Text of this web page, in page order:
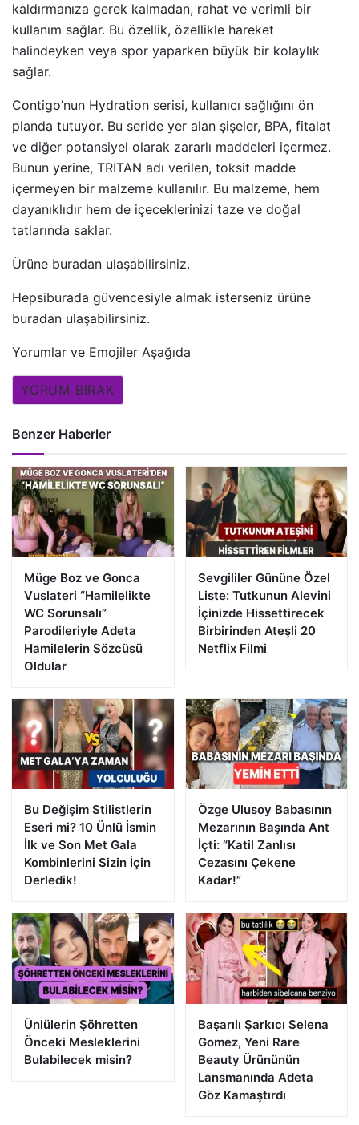
kaldırmanıza gerek kalmadan, rahat ve verimli bir
kullanım sağlar. Bu özellik, özellikle hareket
halindeyken veya spor yaparken büyük bir kolaylık
sağlar.
Contigo’nun Hydration serisi, kullanıcı sağlığını ön
planda tutuyor. Bu seride yer alan şişeler, BPA, fitalat
ve diğer potansiyel olarak zararlı maddeleri içermez.
Bunun yerine, TRITAN adı verilen, toksit madde
içermeyen bir malzeme kullanılır. Bu malzeme, hem
dayanıklıdır hem de içeceklerinizi taze ve doğal
tatlarında saklar.
Ürüne buradan ulaşabilirsiniz.
Hepsiburada güvencesiyle almak isterseniz ürüne
buradan ulaşabilirsiniz.
Yorumlar ve Emojiler Aşağıda
YORUM BIRAK
Benzer Haberler
Müge Boz ve Gonca
Vuslateri “Hamilelikte
WC Sorunsalı”
Parodileriyle Adeta
Hamilelerin Sözcüsü
Oldular
Sevgililer Gününe Özel
Liste: Tutkunun Alevini
İçinizde Hissettirecek
Birbirinden Ateşli 20
Netflix Filmi
Bu Değişim Stilistlerin
Eseri mi? 10 Ünlü İsmin
İlk ve Son Met Gala
Kombinlerini Sizin İçin
Derledik!
Özge Ulusoy Babasının
Mezarının Başında Ant
İçti: “Katil Zanlısı
Cezasını Çekene
Kadar!”
Ünlülerin Şöhretten
Önceki Mesleklerini
Bulabilecek misin?
Başarılı Şarkıcı Selena
Gomez, Yeni Rare
Beauty Ürününün
Lansmanında Adeta
Göz Kamaştırdı